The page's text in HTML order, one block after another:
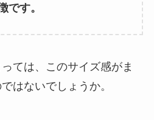
です。
ては、このサイズ感がま
はないでしょうか。